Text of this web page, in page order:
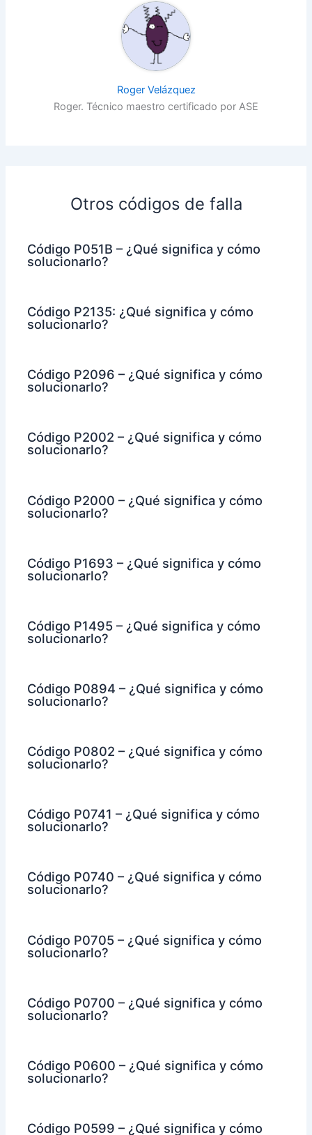
Roger Velázquez
Roger. Técnico maestro certificado por ASE
Otros códigos de falla
Código P051B – ¿Qué significa y cómo
solucionarlo?
Código P2135: ¿Qué significa y cómo
solucionarlo?
Código P2096 – ¿Qué significa y cómo
solucionarlo?
Código P2002 – ¿Qué significa y cómo
solucionarlo?
Código P2000 – ¿Qué significa y cómo
solucionarlo?
Código P1693 – ¿Qué significa y cómo
solucionarlo?
Código P1495 – ¿Qué significa y cómo
solucionarlo?
Código P0894 – ¿Qué significa y cómo
solucionarlo?
Código P0802 – ¿Qué significa y cómo
solucionarlo?
Código P0741 – ¿Qué significa y cómo
solucionarlo?
Código P0740 – ¿Qué significa y cómo
solucionarlo?
Código P0705 – ¿Qué significa y cómo
solucionarlo?
Código P0700 – ¿Qué significa y cómo
solucionarlo?
Código P0600 – ¿Qué significa y cómo
solucionarlo?
Código P0599 – ¿Qué significa y cómo